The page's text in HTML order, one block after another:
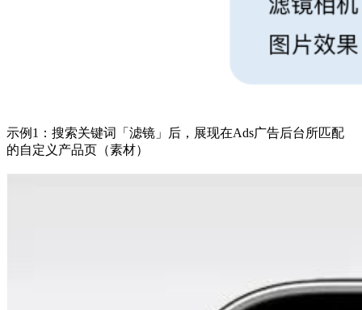
示例1：搜索关键词「滤镜」后，展现在Ads广告后台所匹配
的自定义产品页（素材）